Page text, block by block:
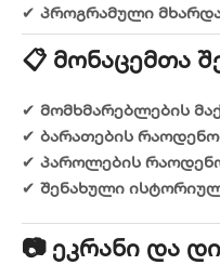
✔ პროგრამული
📋 Მონაცემთა
✔ მომხმარებლების
✔ ბარათების
✔ პაროლების
✔ შენახული
📷 Ეკრანი Და